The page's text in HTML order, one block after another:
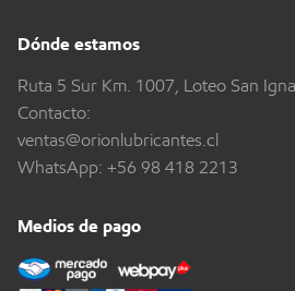
Dónde estamos
Ruta 5 Sur Km. 1007, Loteo San
Contacto:
ventas@orionlubricantes.cl
WhatsApp: +56 98 418 2213
Medios de pago